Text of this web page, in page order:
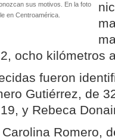
sus motivos. En la foto
en Centroamérica.
ocho kilómetros
fueron
Gutiérrez, de
y Rebeca
Romero,